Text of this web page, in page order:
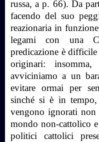
russa, a p. 66). Da
facendo del suo
reazionaria in
legami con una
predicazione è
originari:
avviciniamo a un
evitare ormai per
sinché si è in tempo,
vengono ignorati non
mondo non-cattolico
politici cattolici